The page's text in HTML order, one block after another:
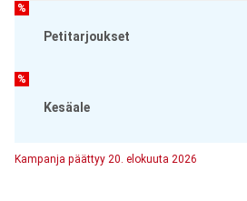
%
Petitarjoukset
%
Kesäale
Kampanja päättyy 20. elokuuta 2026